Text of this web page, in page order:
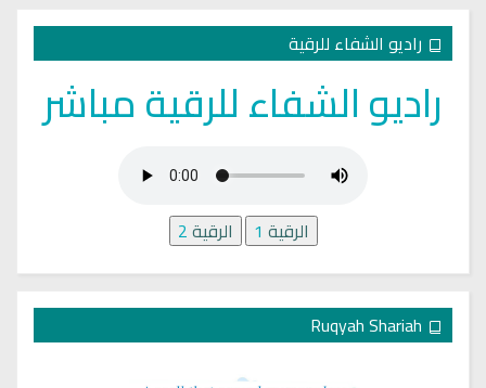
راديو الشفاء للرقية
راديو الشفاء للرقية مباشر
الرقية 1 الرقية2